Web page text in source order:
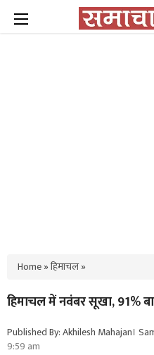
Home»हिमाचल»
हिमाचल में नवंबर सूखा, 91%
Published By: Akhilesh Mahajan।
9:59 am